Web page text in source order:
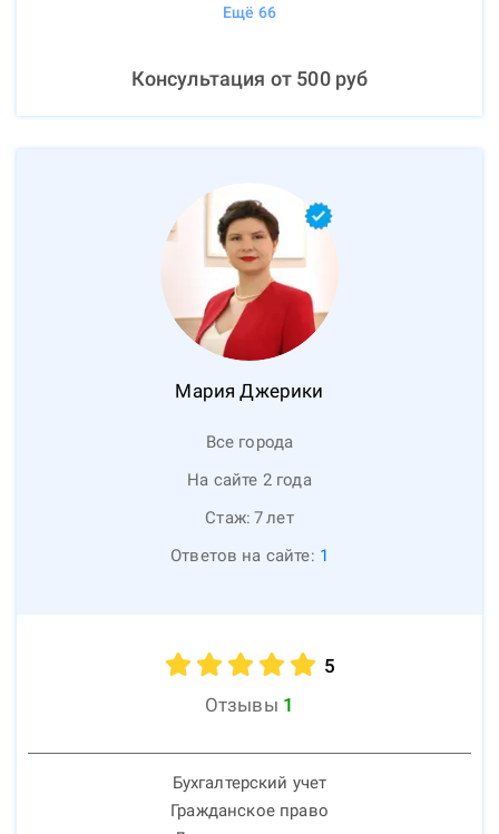
Ещё 66
Консультация от 500руб
Мария Джерики
Все города
На сайте 2 года
Стаж: 7лет
Ответов на сайте: 1
5
Отзывы 1
Бухгалтерский учет
Гражданское право